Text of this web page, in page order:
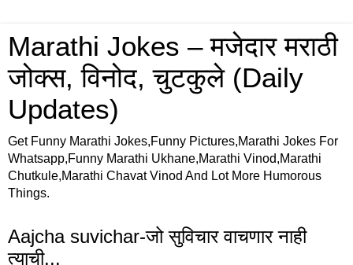
Marathi Jokes – मजेदार मराठी
जोक्स, विनोद, चुटकुले (Daily
Updates)
Get Funny Marathi Jokes,Funny Pictures,Marathi Jokes For
Whatsapp,Funny Marathi Ukhane,Marathi Vinod,Marathi
Chutkule,Marathi Chavat Vinod And Lot More Humorous
Things.
Aajcha suvichar-जो सुविचार वाचणार नाही
त्याची...